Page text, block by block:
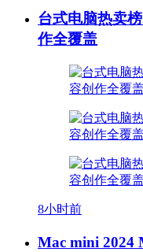
台式电脑热卖
作全覆盖
8小时前
Mac mini 2024